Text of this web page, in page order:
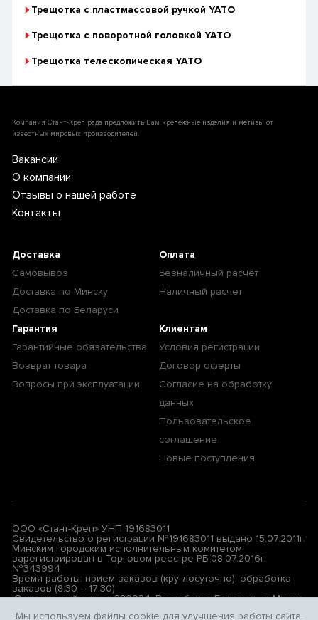
Мы используем файлы cookie для улучшения работы сайта.
Трещотка с пластмассовой ручкой YATO
Трещотка с поворотной головкой YATO
Трещотка телескопическая YATO
Компания Стант-Креп рада предложить Вам крепежные изделия и метизы от
известных мировых производителей.
Вакансии
О компании
Отзывы о нашей работе
Контакты
Доставка
Самовывоз
Доставка по Минску
Доставка по Беларуси
Оплата
Безналичный расчёт
Наличный расчет
Гарантия
Гарантийные обязательства
Возврат товара
Вопросы при эксплуатации
Клиентам
Условия регистрации
Договор оферты
Согласие на обработку
данных
Пользовательское
соглашение
Новые поступления
ООО «Стант-Креп» УНП 191683011
Свидетельство о регистрации №191683011 выдано 15.07.2011г.
Минским городским исполнительным комитетом,
зарегистрирован в Торговом реестре РБ 08.07.2016г.
№343994
Время работы: прием заказов (круглосуточно), обработка
заказов (8:30 – 17:30)
Юридический адрес: 220024, Республика Беларусь, г. Минск,